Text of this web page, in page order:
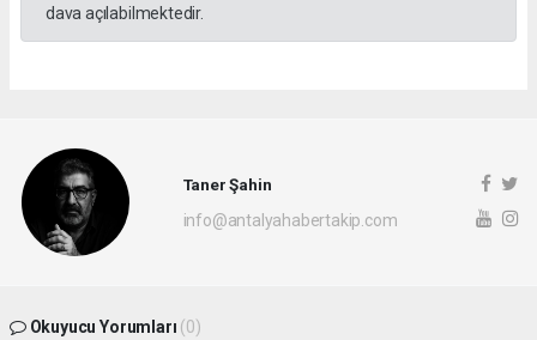
dava açılabilmektedir.
Taner Şahin
info@antalyahabertakip.com
Okuyucu Yorumları (0)